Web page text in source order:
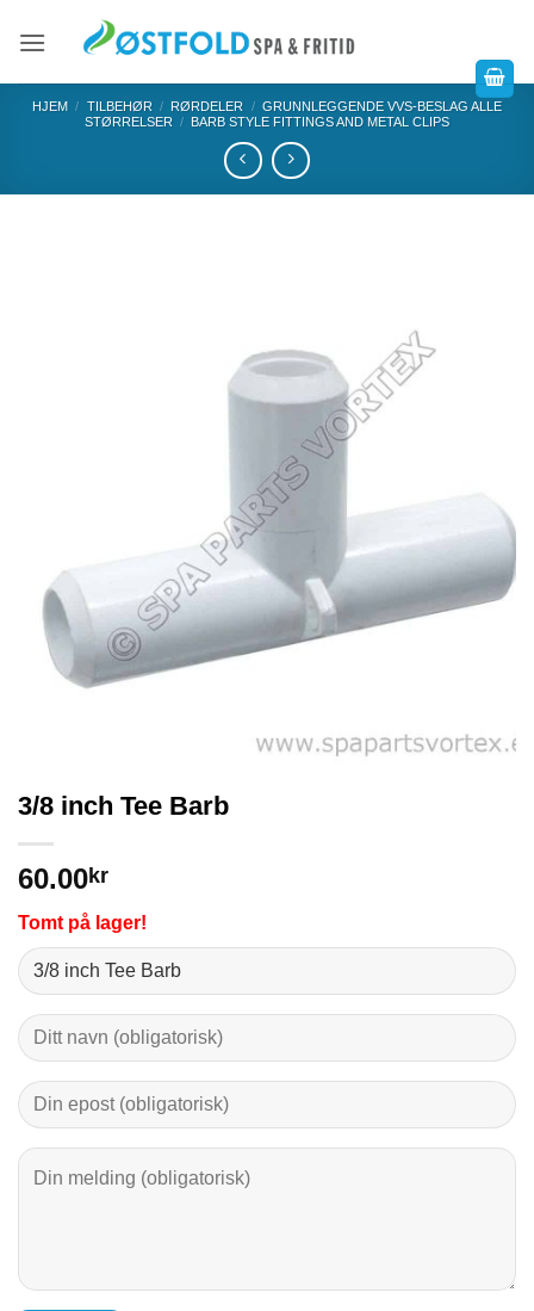
HJEM / TILBEHØR / RØRDELER / GRUNNLEGGENDE VVS-BESLAG ALLE
STØRRELSER / BARB STYLE FITTINGS AND METAL CLIPS
3/8 inch Tee Barb
60.00kr
Tomt på lager!